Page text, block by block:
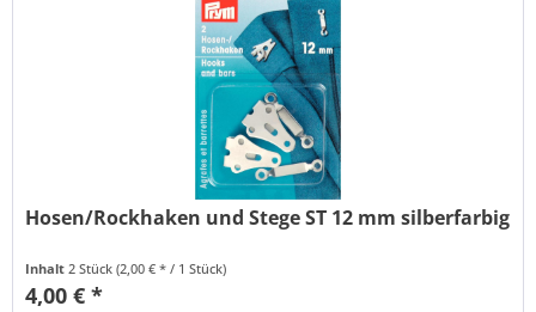
Hosen/Rockhaken und Stege ST 12 mm silberfarbig
Inhalt2 Stück(2,00 € * / 1 Stück)
4,00 € *